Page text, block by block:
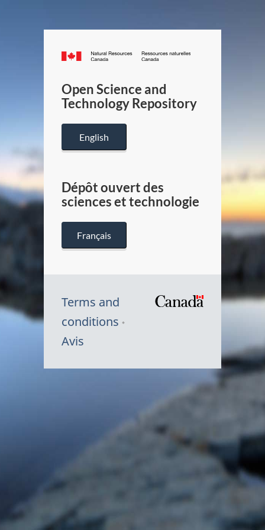
Canada.ca
/
Canada
Open Science and
Technology Repository
English
Dépôt ouvert des
sciences et technologie
Français
Terms and
conditions
Avis
du